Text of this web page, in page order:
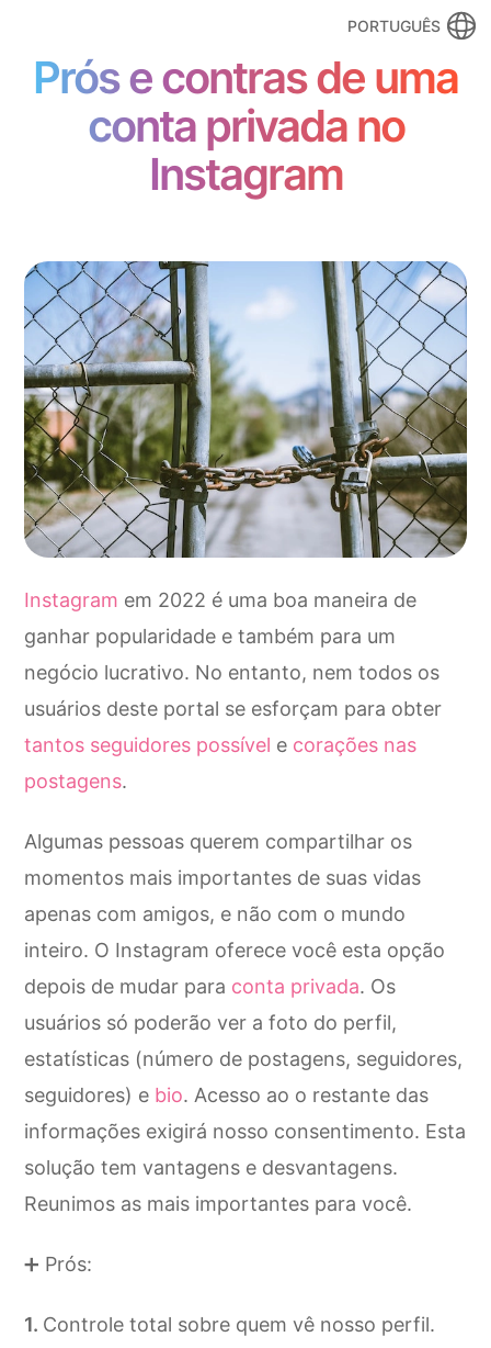
PORTUGUÊS
Prós e contras de uma
conta privada no
Instagram
Instagram em 2022 é uma boa maneira de
ganhar popularidade e também para um
negócio lucrativo. No entanto, nem todos os
usuários deste portal se esforçam para obter
tantos seguidores possível e corações nas
postagens.
Algumas pessoas querem compartilhar os
momentos mais importantes de suas vidas
apenas com amigos, e não com o mundo
inteiro. O Instagram oferece você esta opção
depois de mudar para conta privada. Os
usuários só poderão ver a foto do perfil,
estatísticas (número de postagens, seguidores,
seguidores) e bio. Acesso ao o restante das
informações exigirá nosso consentimento. Esta
solução tem vantagens e desvantagens.
Reunimos as mais importantes para você.
➕ Prós:
Controle total sobre quem vê nosso perfil.